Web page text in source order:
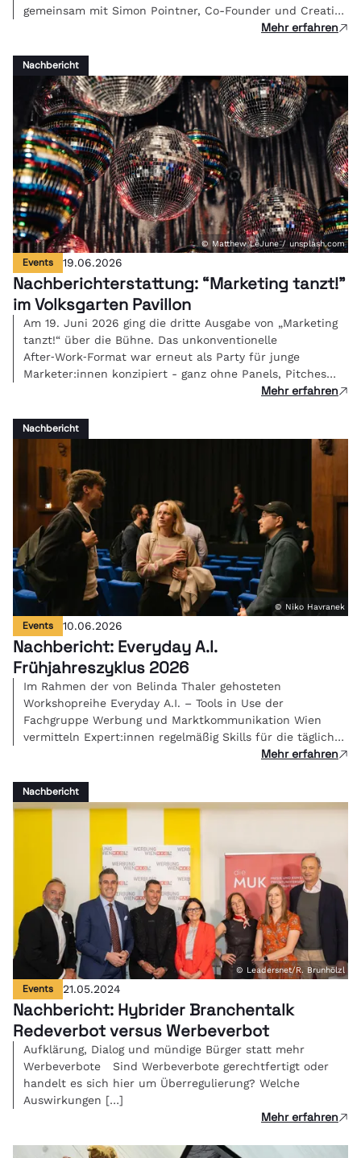
gemeinsam mit Simon Pointner, Co-Founder und Creative
Director von Studio FREUDE, über eine zentrale Frage der
übernimmt - was ist kreative Arbeit dann noch wert und
wie bepreist man Bedeutung?
Mehr erfahren
Nachbericht
© Matthew LeJune / unsplash.com
Events 19.06.2026
Nachberichterstattung: “Marketing tanzt!"
im Volksgarten Pavillon
Am 19. Juni 2026 ging die dritte Ausgabe von „Marketing
tanzt!“ über die Bühne. Das unkonventionelle
After‑Work‑Format war erneut als Party für junge
Marketer:innen konzipiert - ganz ohne Panels, Pitches
oder PowerPoint, sondern mit Beats, Gesprächen und
Pavillons traf sich die Community, die morgen die
Branche bewegt.
Mehr erfahren
Nachbericht
© Niko Havranek
Events 10.06.2026
Nachbericht: Everyday A.I.
Frühjahreszyklus 2026
Im Rahmen der von Belinda Thaler gehosteten
Workshopreihe Everyday A.I. – Tools in Use der
Fachgruppe Werbung und Marktkommunikation Wien
vermitteln Expert:innen regelmäßig Skills für die tägliche
Mehr erfahren
Nachbericht
© Leadersnet/R. Brunhölzl
Events 21.05.2024
Nachbericht: Hybrider Branchentalk
Redeverbot versus Werbeverbot
Aufklärung, Dialog und mündige Bürger statt mehr
Werbeverbote Sind Werbeverbote gerechtfertigt oder
handelt es sich hier um Überregulierung? Welche
Auswirkungen […]
Mehr erfahren